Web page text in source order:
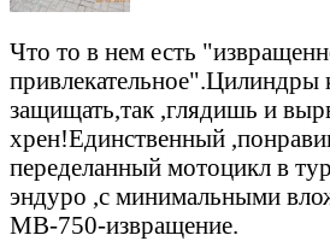
Что то в нем есть
привлекательное".Цилиндры
защищать,так ,глядишь и
хрен!Единственный
переделанный мотоцикл в
эндуро ,с минимальными
МВ-750-извращение.